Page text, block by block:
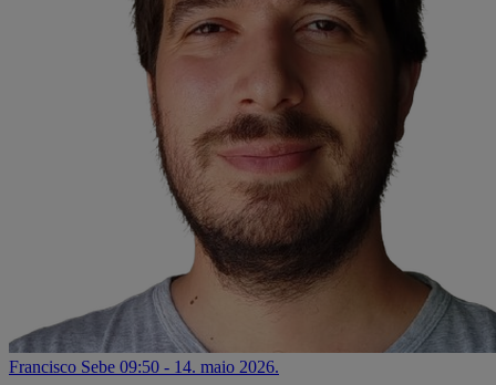
Francisco Sebe 09:50 - 14. maio 2026.